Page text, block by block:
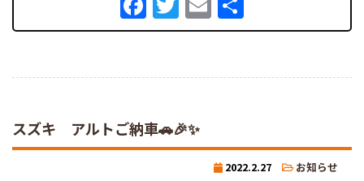
有
スズキ アルトご納車🚗🎉✨
2022.2.27 お知らせ